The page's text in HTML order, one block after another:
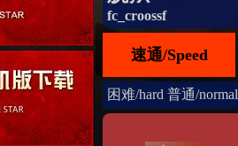
fc_croossf
速通/Speed
困难/hard 普通/normal